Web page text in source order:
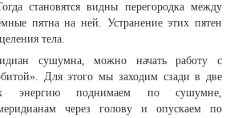
становятся видны перегородка между
пятна на ней. Устранение этих пятен
тела.
сушумна, можно начать работу с
Для этого мы заходим сзади в две
энергию поднимаем по сушумне,
через голову и опускаем по